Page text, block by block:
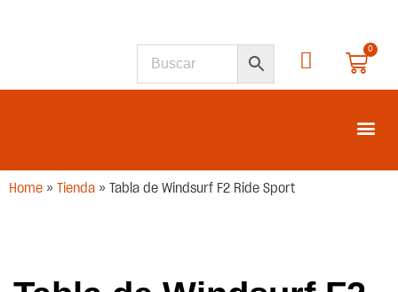
0
Home » Tienda » Tabla de Windsurf F2 Ride Sport